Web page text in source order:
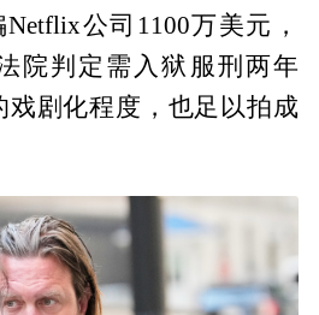
公司1100万美元，
院判定需入狱服刑两年
戏剧化程度，也足以拍成